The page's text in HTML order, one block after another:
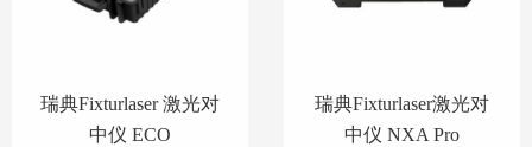
瑞典Fixturlaser 激光对
中仪 ECO
瑞典Fixturlaser激光对
中仪 NXA Pro